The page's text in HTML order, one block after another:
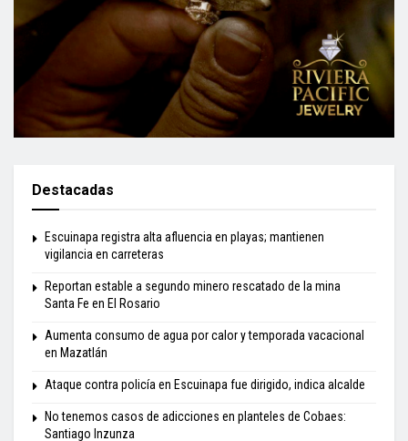
Destacadas
Escuinapa registra alta afluencia en playas; mantienen
vigilancia en carreteras
Reportan estable a segundo minero rescatado de la mina
Santa Fe en El Rosario
Aumenta consumo de agua por calor y temporada vacacional
en Mazatlán
Ataque contra policía en Escuinapa fue dirigido, indica alcalde
No tenemos casos de adicciones en planteles de Cobaes:
Santiago Inzunza